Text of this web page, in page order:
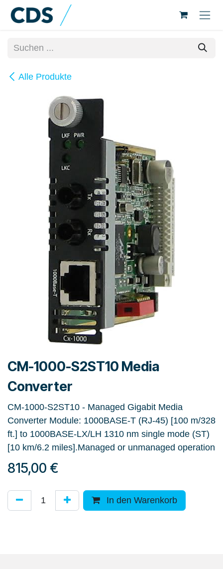
Zum Inhalt springen
Alle Produkte
CM-1000-S2ST10 Media
Converter
CM-1000-S2ST10 - Managed Gigabit Media
Converter Module: 1000BASE-T (RJ-45) [100 m/328
ft.] to 1000BASE-LX/LH 1310 nm single mode (ST)
[10 km/6.2 miles].Managed or unmanaged operation
815,00 €
In den Warenkorb